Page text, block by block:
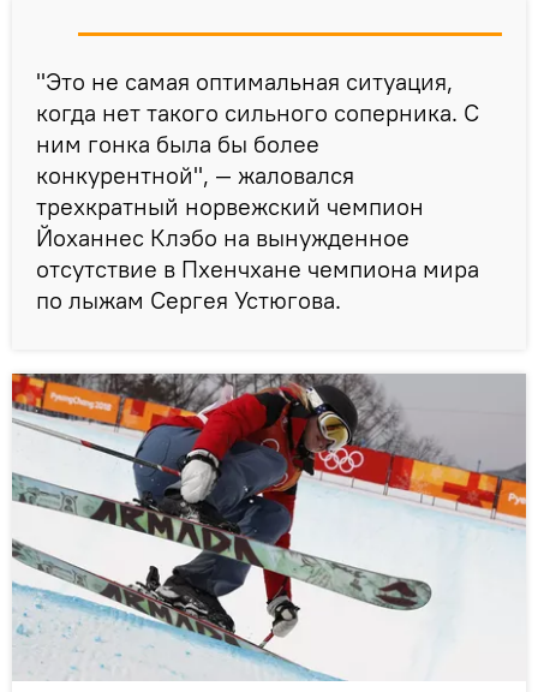
"Это не самая оптимальная ситуация,
когда нет такого сильного соперника. С
ним гонка была бы более
конкурентной", — жаловался
трехкратный норвежский чемпион
Йоханнес Клэбо на вынужденное
отсутствие в Пхенчхане чемпиона мира
по лыжам Сергея Устюгова.